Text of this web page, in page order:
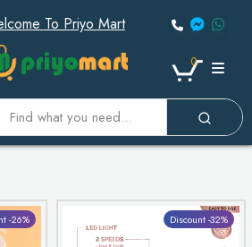
To Priyo Mart
0
-26% Discount -32%